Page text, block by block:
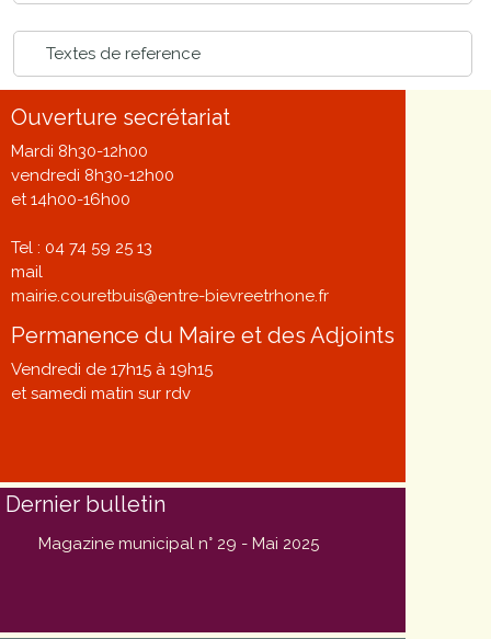
Textes de reference
Ouverture secrétariat
Mardi 8h30-12h00
vendredi 8h30-12h00
et 14h00-16h00
Tel : 04 74 59 25 13
mail
mairie.couretbuis@entre-bievreetrhone.fr
Permanence du Maire et des Adjoints
Vendredi de 17h15 à 19h15
et samedi matin sur rdv
Dernier bulletin
Magazine municipal n° 29 - Mai 2025